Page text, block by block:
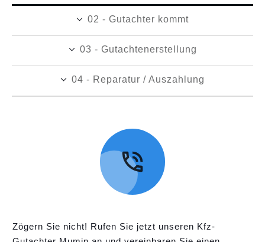
02 - Gutachter kommt
03 - Gutachtenerstellung
04 - Reparatur / Auszahlung
Zögern Sie nicht! Rufen Sie jetzt unseren Kfz-